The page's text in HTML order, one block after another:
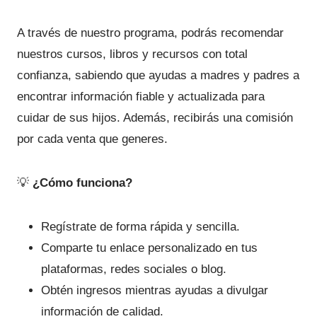
A través de nuestro programa, podrás recomendar
nuestros cursos, libros y recursos con total
confianza, sabiendo que ayudas a madres y padres a
encontrar información fiable y actualizada para
cuidar de sus hijos. Además, recibirás una comisión
por cada venta que generes.
💡 ¿Cómo funciona?
Regístrate de forma rápida y sencilla.
Comparte tu enlace personalizado en tus
plataformas, redes sociales o blog.
Obtén ingresos mientras ayudas a divulgar
información de calidad.